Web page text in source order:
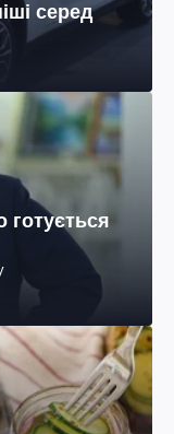
серед
готується